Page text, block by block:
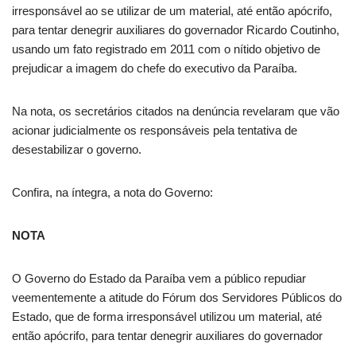
irresponsável ao se utilizar de um material, até então apócrifo,
para tentar denegrir auxiliares do governador Ricardo Coutinho,
usando um fato registrado em 2011 com o nítido objetivo de
prejudicar a imagem do chefe do executivo da Paraíba.
Na nota, os secretários citados na denúncia revelaram que vão
acionar judicialmente os responsáveis pela tentativa de
desestabilizar o governo.
Confira, na íntegra, a nota do Governo:
NOTA
O Governo do Estado da Paraíba vem a público repudiar
veementemente a atitude do Fórum dos Servidores Públicos do
Estado, que de forma irresponsável utilizou um material, até
então apócrifo, para tentar denegrir auxiliares do governador